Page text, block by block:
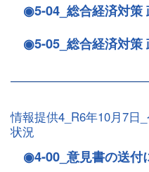
◉5-04_総合経済対策
◉5-05_総合経済対策
情報提供4_R6年10月7日
状況
◉4-00_意見書の送付